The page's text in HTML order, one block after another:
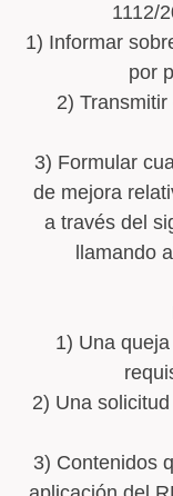
1112/
1) Informar
por
2)
3) Formular
de mejora
a través del
llamando
1) Una
2) Una
3) Contenidos